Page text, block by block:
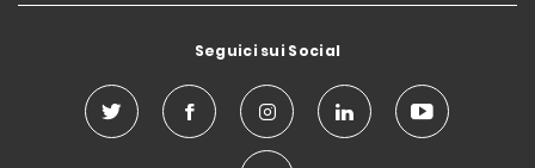
Seguici sui Social